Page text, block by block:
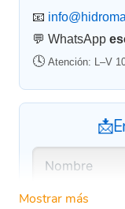
📧
💬 WhatsApp
🕓 Atención: L–V
Mostrar más